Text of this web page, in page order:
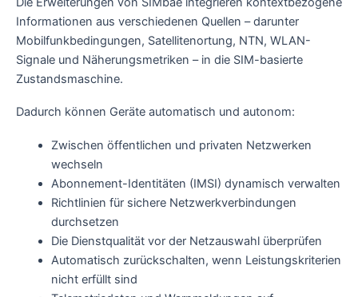
Informationen aus verschiedenen Quellen – darunter
Mobilfunkbedingungen, Satellitenortung, NTN, WLAN-
Signale und Näherungsmetriken – in die SIM-basierte
Zustandsmaschine.
Dadurch können Geräte automatisch und autonom:
Zwischen öffentlichen und privaten Netzwerken
wechseln
Abonnement-Identitäten (IMSI) dynamisch verwalten
Richtlinien für sichere Netzwerkverbindungen
durchsetzen
Die Dienstqualität vor der Netzauswahl überprüfen
Automatisch zurückschalten, wenn Leistungskriterien
nicht erfüllt sind